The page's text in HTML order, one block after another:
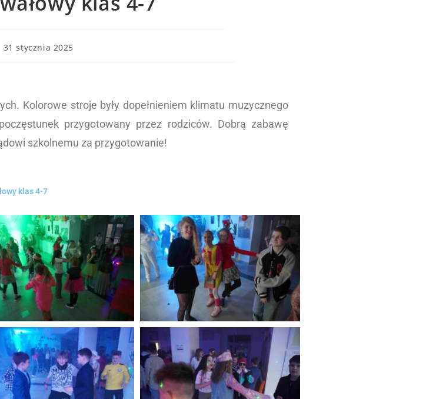
31 stycznia 2025
Kolorowe stroje były dopełnieniem klimatu muzycznego
przygotowany przez rodziców. Dobrą zabawę
szkolnemu za przygotowanie!
klas 4-7